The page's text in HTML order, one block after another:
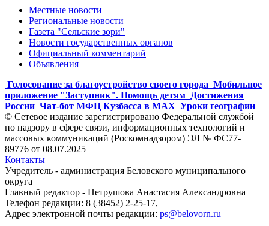
Местные новости
Региональные новости
Газета "Сельские зори"
Новости государственных органов
Официальный комментарий
Объявления
Голосование за благоустройство своего города Мобильное
приложение "Заступник". Помощь детям Достижения
России Чат-бот МФЦ Кузбасса в MAX Уроки географии
© Сетевое издание зарегистрировано Федеральной службой
по надзору в сфере связи, информационных технологий и
массовых коммуникаций (Роскомнадзором) ЭЛ № ФС77-
89776 от 08.07.2025
Контакты
Учредитель - администрация Беловского муниципального
округа
Главный редактор - Петрушова Анастасия Александровна
Телефон редакции: 8 (38452) 2-25-17,
Адрес электронной почты редакции: ps@belovorn.ru